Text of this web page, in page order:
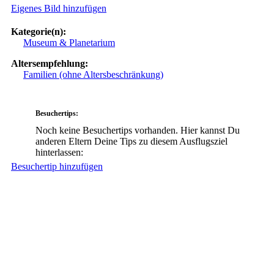
Eigenes Bild hinzufügen
Kategorie(n):
Museum & Planetarium
Altersempfehlung:
Familien (ohne Altersbeschränkung)
Besuchertips:
Noch keine Besuchertips vorhanden. Hier kannst Du
anderen Eltern Deine Tips zu diesem Ausflugsziel
hinterlassen:
Besuchertip hinzufügen